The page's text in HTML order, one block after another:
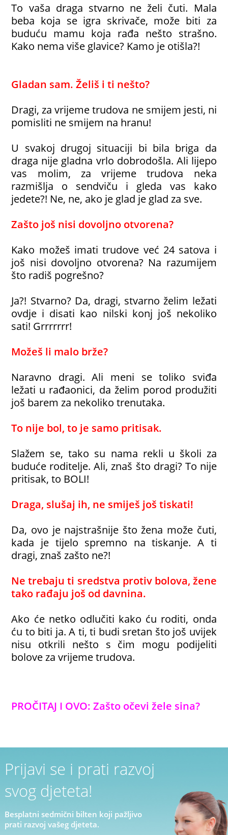
To vaša draga stvarno ne želi čuti. Mala
beba koja se igra skrivače, može biti za
buduću mamu koja rađa nešto strašno.
Kako nema više glavice? Kamo je otišla?!
Gladan sam. Želiš i ti nešto?
Dragi, za vrijeme trudova ne smijem jesti, ni
pomisliti ne smijem na hranu!
U svakoj drugoj situaciji bi bila briga da
draga nije gladna vrlo dobrodošla. Ali lijepo
vas molim, za vrijeme trudova neka
razmišlja o sendviču i gleda vas kako
jedete?! Ne, ne, ako je glad je glad za sve.
Zašto još nisi dovoljno otvorena?
Kako možeš imati trudove već 24 satova i
još nisi dovoljno otvorena? Na razumijem
što radiš pogrešno?
Ja?! Stvarno? Da, dragi, stvarno želim ležati
ovdje i disati kao nilski konj još nekoliko
sati! Grrrrrrr!
Možeš li malo brže?
Naravno dragi. Ali meni se toliko sviđa
ležati u rađaonici, da želim porod produžiti
još barem za nekoliko trenutaka.
To nije bol, to je samo pritisak.
Slažem se, tako su nama rekli u školi za
buduće roditelje. Ali, znaš što dragi? To nije
pritisak, to BOLI!
Draga, slušaj ih, ne smiješ još tiskati!
Da, ovo je najstrašnije što žena može čuti,
kada je tijelo spremno na tiskanje. A ti
dragi, znaš zašto ne?!
Ne trebaju ti sredstva protiv bolova, žene
tako rađaju još od davnina.
Ako će netko odlučiti kako ću roditi, onda
ću to biti ja. A ti, ti budi sretan što još uvijek
nisu otkrili nešto s čim mogu podijeliti
bolove za vrijeme trudova.
PROČITAJ I OVO: Zašto očevi žele sina?
Prijavi se i prati razvoj
svog djeteta!
Besplatni sedmični bilten koji pažljivo
prati razvoj vašeg djeteta.